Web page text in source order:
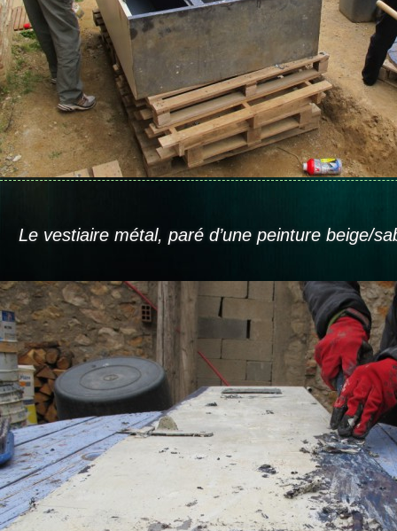
Le vestiaire métal, paré d’une peinture beige/